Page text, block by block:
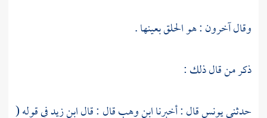
وقال آخرون : هو الحلق بعينها .
ذكر من قال ذلك :
حدثنييونسقال : أخبرناابن وهبقال : قالابن زيدفي قوله (